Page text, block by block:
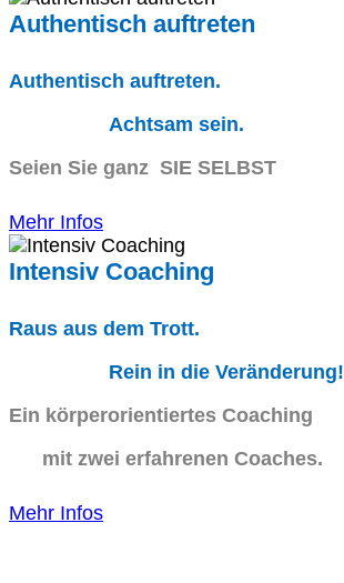
Authentisch auftreten
Authentisch auftreten.
Achtsam sein.
Seien Sie ganz SIE SELBST
Mehr Infos
Intensiv Coaching
Raus aus dem Trott.
Rein in die Veränderung!
Ein körperorientiertes Coaching
mit zwei erfahrenen Coaches.
Mehr Infos